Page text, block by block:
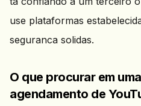
use plataformas
seguranca solidas.
O que procurar em
agendamento de